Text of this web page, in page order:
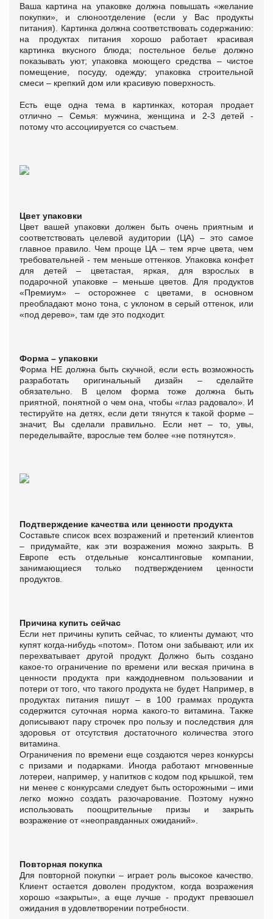
Ваша картина на упаковке должна повышать «желание
покупки», и слюноотделение (если у Вас продукты
питания). Картинка должна соответствовать содержанию:
на продуктах питания хорошо работает красивая
картинка вкусного блюда; постельное белье должно
показывать уют; упаковка моющего средства – чистое
помещение, посуду, одежду; упаковка строительной
смеси – крепкий дом или красивую поверхность.
Есть еще одна тема в картинках, которая продает
отлично – Семья: мужчина, женщина и 2-3 детей -
потому что ассоциируется со счастьем.
Цвет упаковки
Цвет вашей упаковки должен быть очень приятным и
соответствовать целевой аудитории (ЦА) – это самое
главное правило. Чем проще ЦА – тем ярче цвета, чем
требовательней - тем меньше оттенков. Упаковка конфет
для детей – цветастая, яркая, для взрослых в
подарочной упаковке – меньше цветов. Для продуктов
«Премиум» – осторожнее с цветами, в основном
преобладают моно тона, с уклоном в серый оттенок, или
«под дерево», там где это подходит.
Форма – упаковки
Форма НЕ должна быть скучной, если есть возможность
разработать оригинальный дизайн – сделайте
обязательно. В целом форма тоже должна быть
приятной, понятной о чем она, чтобы «глаз радовало». И
тестируйте на детях, если дети тянутся к такой форме –
значит, Вы сделали правильно. Если нет – то, увы,
переделывайте, взрослые тем более «не потянутся».
Подтверждение качества или ценности продукта
Составьте список всех возражений и претензий клиентов
– придумайте, как эти возражения можно закрыть. В
Европе есть отдельные консалтинговые компании,
занимающиеся только подтверждением ценности
продуктов.
Причина купить сейчас
Если нет причины купить сейчас, то клиенты думают, что
купят когда-нибудь «потом». Потом они забывают, или их
перехватывает другой продукт. Должно быть создано
какое-то ограничение по времени или веская причина в
ценности продукта при каждодневном пользовании и
потери от того, что такого продукта не будет. Например, в
продуктах питания пишут – в 100 граммах продукта
содержится суточная норма какого-то витамина. Также
дописывают пару строчек про пользу и последствия для
здоровья от отсутствия достаточного количества этого
витамина.
Ограничения по времени еще создаются через конкурсы
с призами и подарками. Иногда работают мгновенные
лотереи, например, у напитков с кодом под крышкой, тем
ни менее с конкурсами следует быть осторожными – ими
легко можно создать разочарование. Поэтому нужно
использовать поощрительные призы и закрыть
возражение от «неоправданных ожиданий».
Повторная покупка
Для повторной покупки – играет роль высокое качество.
Клиент остается доволен продуктом, когда возражения
хорошо «закрыты», а еще лучше - продукт превзошел
ожидания в удовлетворении потребности.